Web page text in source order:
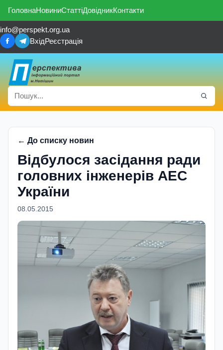
ГоловнаНовиниСтаттіДовідникКонтакти
info@perspekt.org.ua
ВхідРеєстрація
← До списку новин
Відбулося засідання ради
головних інженерів АЕС
України
08.05.2015